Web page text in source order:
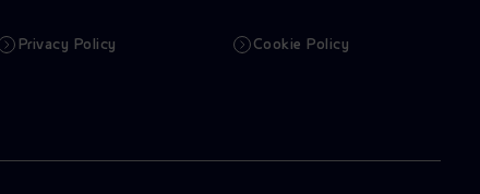
Privacy Policy Cookie Policy